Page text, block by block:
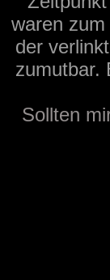
waren
der
zumutbar.
Sollten